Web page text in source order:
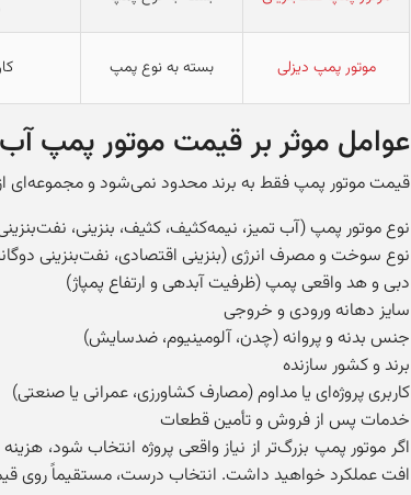
موتور پمپ دیزلی بسته به نوع پمپ
عوامل موثر بر قیمت موتور پمپ آب
قیمت موتور پمپ فقط به برند محدود نمی‌شود و مجموعه‌ای از
نوع موتور پمپ (آب تمیز، نیمه‌کثیف، کثیف، بنزینی،
نوع سوخت و مصرف انرژی (بنزینی اقتصادی، نفت‌بنزینی
دبی و هد واقعی پمپ (ظرفیت آبدهی و ارتفاع پمپاژ)
سایز دهانه ورودی و خروجی
جنس بدنه و پروانه (چدن، آلومینیوم، ضدسایش)
برند و کشور سازنده
کاربری پروژه‌ای یا مداوم (مصارف کشاورزی، عمرانی یا صنعتی)
خدمات پس از فروش و تأمین قطعات
اگر موتور پمپ بزرگ‌تر از نیاز واقعی پروژه انتخاب شود،
افت عملکرد خواهید داشت. انتخاب درست، مستقیماً روی